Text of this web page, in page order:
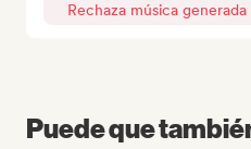
Rechaza música
Puede que